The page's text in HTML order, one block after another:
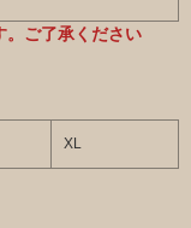
。ご了承ください
XL